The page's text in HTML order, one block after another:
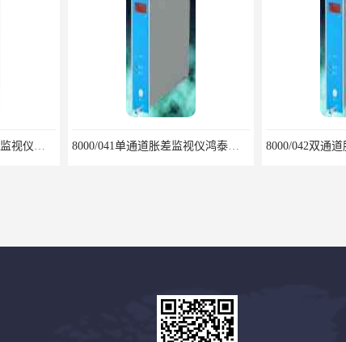
8000/031单通道轴向位移监视仪安装调试方法 8000/041单通道胀差监视仪鸿泰产品线性度好测量范围宽